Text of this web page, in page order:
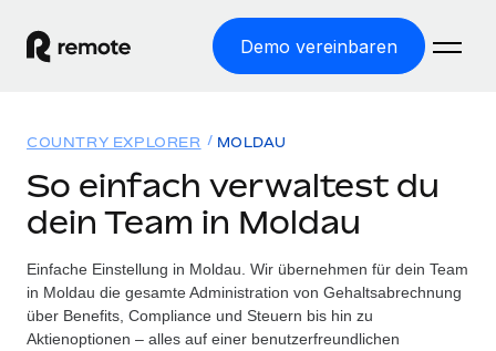
Demo vereinbaren
WELTWEITE BESCHÄFTIGUNG
Globale Payroll
Einfache, rechtssicher Payroll
Employer of Record
Lösungen
WELTWEITE ABDECKUNG
Country Explorer
Länderspezifische Unterstützung bei der Einstellung
Ressourcen
TOOLS UND RECHNER
Preise
COUNTRY EXPLORER MOLDAU
So einfach verwaltest du
dein Team in Moldau
Einfache Einstellung in Moldau. Wir übernehmen für dein Team
in Moldau die gesamte Administration von Gehaltsabrechnung
über Benefits, Compliance und Steuern bis hin zu
Aktienoptionen – alles auf einer benutzerfreundlichen